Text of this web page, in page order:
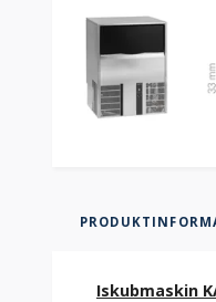
Iskubmaskin